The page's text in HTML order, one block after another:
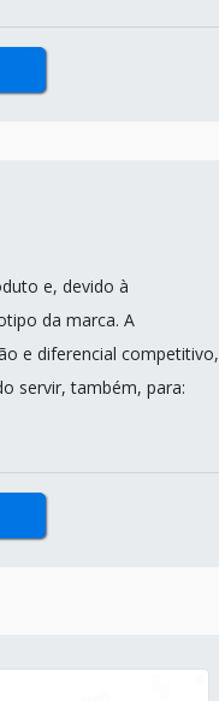
e, devido à
da marca. A
e diferencial competitivo,
servir, também, para: